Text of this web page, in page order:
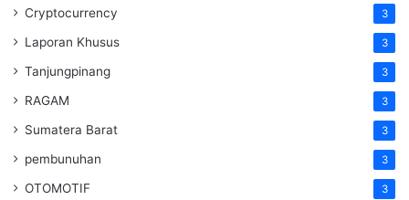
Cryptocurrency 3
Laporan Khusus 3
Tanjungpinang 3
RAGAM 3
Sumatera Barat 3
pembunuhan 3
OTOMOTIF 3